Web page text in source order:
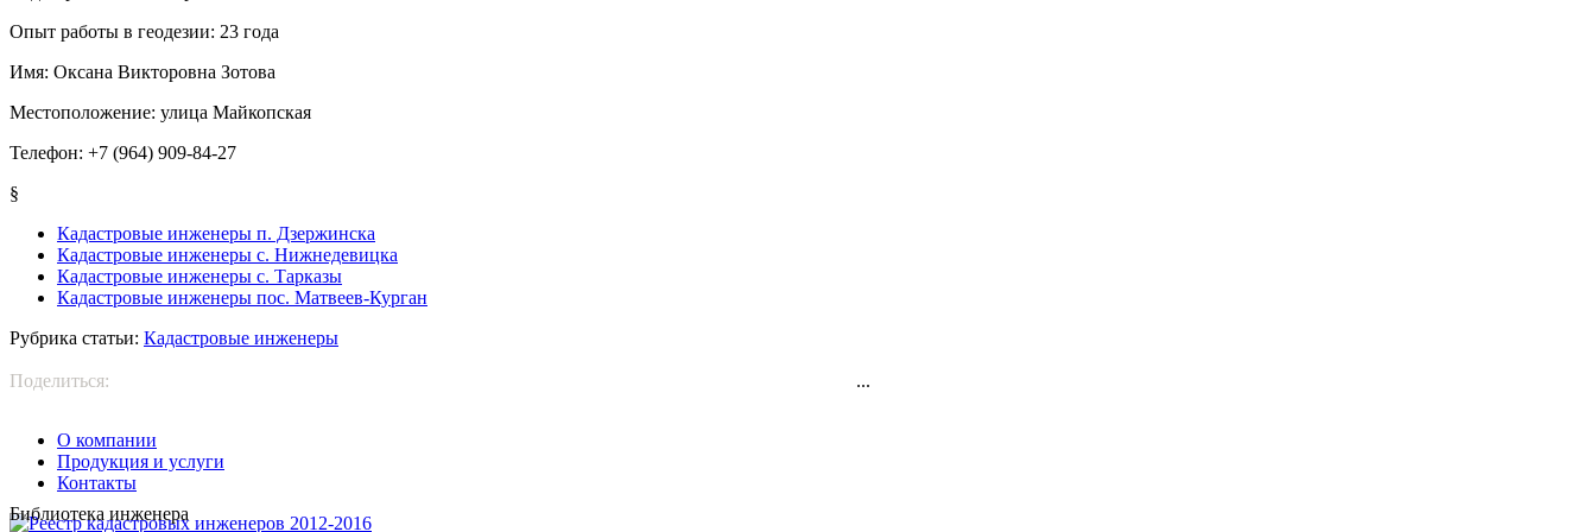
Опыт работы в геодезии: 23 года
Имя: Оксана Викторовна Зотова
Местоположение: улица Майкопская
Телефон: +7 (964) 909-84-27
§
Кадастровые инженеры п. Дзержинска
Кадастровые инженеры с. Нижнедевицка
Кадастровые инженеры с. Тарказы
Кадастровые инженеры пос. Матвеев-Курган
Рубрика статьи: Кадастровые инженеры
Поделиться: ...
О компании
Продукция и услуги
Контакты
Библиотека инженера